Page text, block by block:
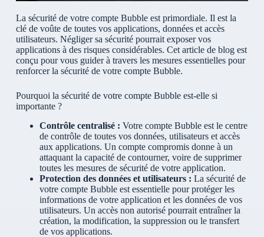
La sécurité de votre compte Bubble est primordiale. Il est la
clé de voûte de toutes vos applications, données et accès
utilisateurs. Négliger sa sécurité pourrait exposer vos
applications à des risques considérables. Cet article de blog est
conçu pour vous guider à travers les mesures essentielles pour
renforcer la sécurité de votre compte Bubble.
Pourquoi la sécurité de votre compte Bubble est-elle si
importante ?
Contrôle centralisé : Votre compte Bubble est le centre
de contrôle de toutes vos données, utilisateurs et accès
aux applications. Un compte compromis donne à un
attaquant la capacité de contourner, voire de supprimer
toutes les mesures de sécurité de votre application.
Protection des données et utilisateurs : La sécurité de
votre compte Bubble est essentielle pour protéger les
informations de votre application et les données de vos
utilisateurs. Un accès non autorisé pourrait entraîner la
création, la modification, la suppression ou le transfert
de vos applications.